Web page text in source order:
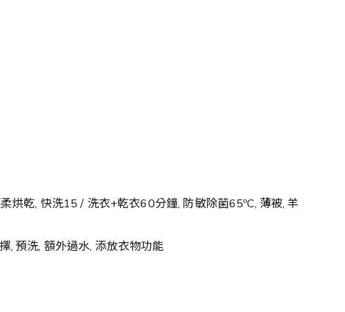
烘乾, 快洗15 / 洗衣+乾衣60分鐘, 防敏除菌65ºC, 薄被, 羊
, 預洗, 額外過水, 添放衣物功能